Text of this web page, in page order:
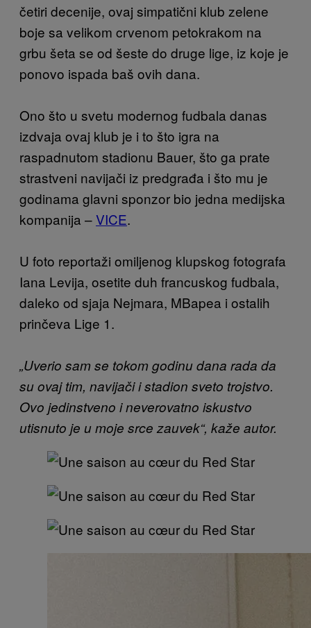
četiri decenije, ovaj simpatični klub zelene
boje sa velikom crvenom petokrakom na
grbu šeta se od šeste do druge lige, iz koje je
ponovo ispada baš ovih dana.
Ono što u svetu modernog fudbala danas
izdvaja ovaj klub je i to što igra na
raspadnutom stadionu Bauer, što ga prate
strastveni navijači iz predgrađa i što mu je
godinama glavni sponzor bio jedna medijska
kompanija –VICE.
U foto reportaži omiljenog klupskog fotografa
Iana Levija, osetite duh francuskog fudbala,
daleko od sjaja Nejmara, MBapea i ostalih
prinčeva Lige 1.
„Uverio sam se tokom godinu dana rada da
su ovaj tim, navijači i stadion sveto trojstvo.
Ovo jedinstveno i neverovatno iskustvo
utisnuto je u moje srce zauvek“, kaže autor.